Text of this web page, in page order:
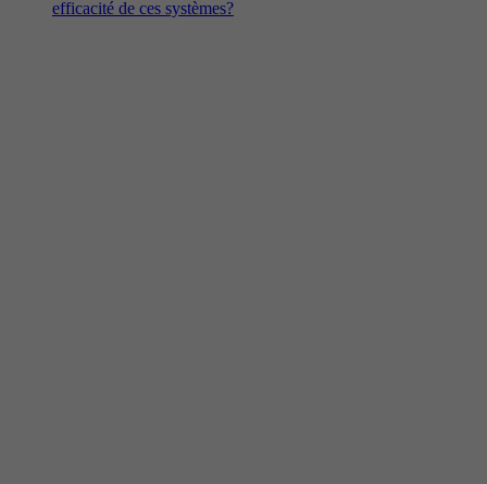
efficacité de ces systèmes?